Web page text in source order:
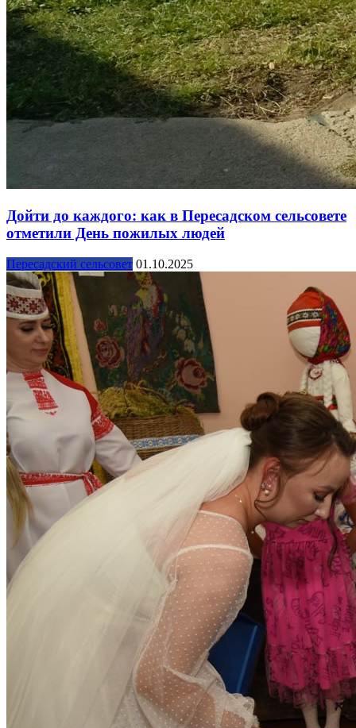
Дойти до каждого: как в Пересадском сельсовете
отметили День пожилых людей
Пересадский сельсовет 01.10.2025